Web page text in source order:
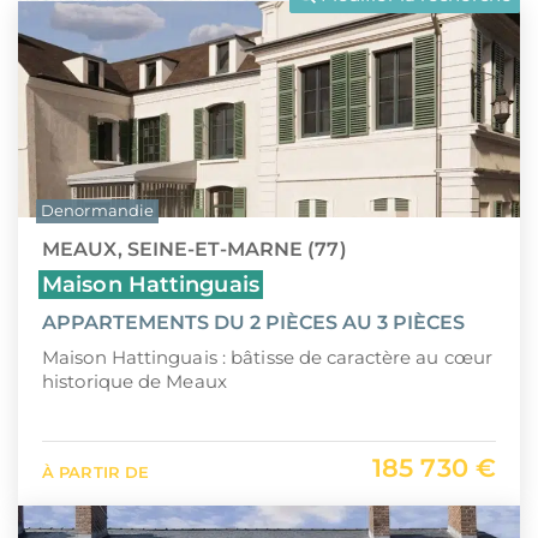
LLI
CIIC (Corse)
Maurice (non-résident)
PTZ
TVA réduite
Pays de la Loire
Provence-Alpes-Côte d'Azur
Guadeloupe (971)
Guyane (973)
La Réunion (974)
Martinique (972)
Nouvelle-Calédonie (988)
Polynésie française (987)
Île Maurice
MEAUX, SEINE-ET-MARNE (77)
Maison Hattinguais
APPARTEMENTS DU 2 PIÈCES AU 3 PIÈCES
Maison Hattinguais : bâtisse de caractère au cœur
historique de Meaux
À PARTIR DE 185 730 €
Denormandie